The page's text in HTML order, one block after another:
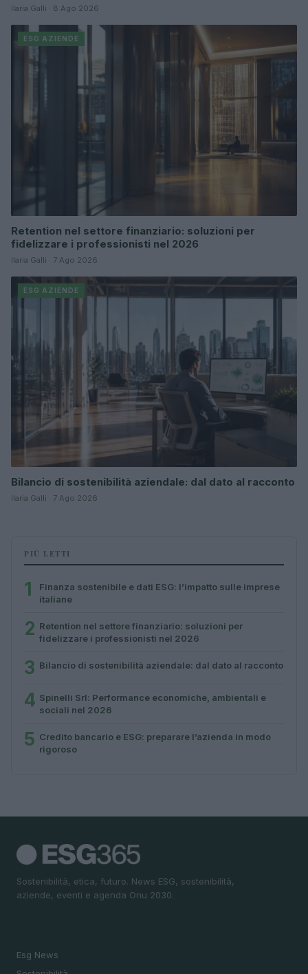
Ilaria Galli · 8 Ago 2026
ESG AZIENDE
Retention nel settore finanziario: soluzioni per
fidelizzare i professionisti nel 2026
Ilaria Galli · 7 Ago 2026
ESG AZIENDE
Bilancio di sostenibilità aziendale: dal dato al racconto
Ilaria Galli · 7 Ago 2026
PIÙ LETTI
1
Finanza sostenibile e dati ESG: l’impatto sulle imprese
italiane
2 Retention nel settore finanziario: soluzioni per
fidelizzare i professionisti nel 2026
3 Bilancio di sostenibilità aziendale: dal dato al racconto
4 Spinelli Srl: Performance economiche, ambientali e
sociali nel 2026
5 Credito bancario e ESG: preparare l’azienda in modo
rigoroso
Sostenibilità, etica, futuro. News ESG, sostenibilità,
aziende, eventi e agenda Onu 2030.
Esg News